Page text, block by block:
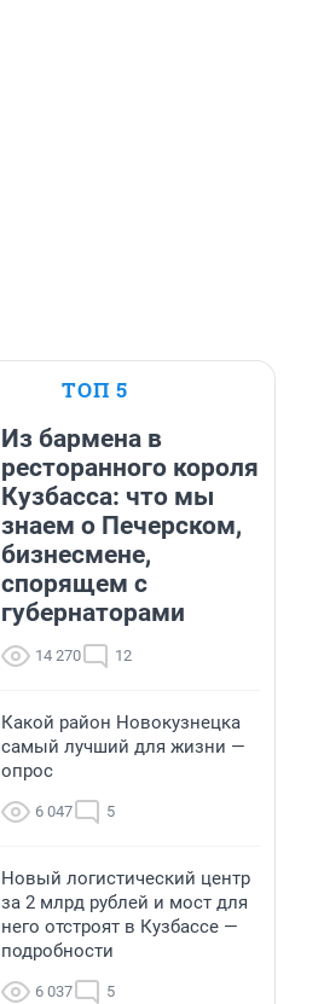
ТОП 5
Из бармена в
ресторанного короля
Кузбасса: что мы
знаем о Печерском,
бизнесмене,
спорящем с
губернаторами
14 270 12
Какой район Новокузнецка
самый лучший для жизни —
опрос
6 047 5
Новый логистический центр
за 2 млрд рублей и мост для
него отстроят в Кузбассе —
подробности
6 037 5